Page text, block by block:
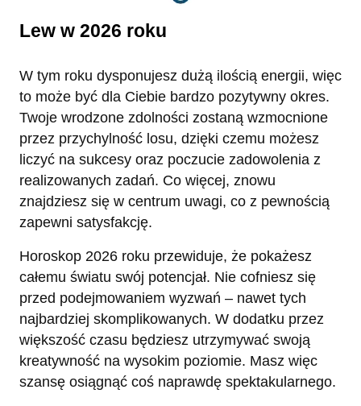
Lew w 2026 roku
W tym roku dysponujesz dużą ilością energii, więc
to może być dla Ciebie bardzo pozytywny okres.
Twoje wrodzone zdolności zostaną wzmocnione
przez przychylność losu, dzięki czemu możesz
liczyć na sukcesy oraz poczucie zadowolenia z
realizowanych zadań. Co więcej, znowu
znajdziesz się w centrum uwagi, co z pewnością
zapewni satysfakcję.
Horoskop 2026 roku przewiduje, że pokażesz
całemu światu swój potencjał. Nie cofniesz się
przed podejmowaniem wyzwań – nawet tych
najbardziej skomplikowanych. W dodatku przez
większość czasu będziesz utrzymywać swoją
kreatywność na wysokim poziomie. Masz więc
szansę osiągnąć coś naprawdę spektakularnego.